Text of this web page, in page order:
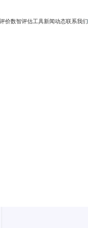
价数智评估工具新闻动态联系我们